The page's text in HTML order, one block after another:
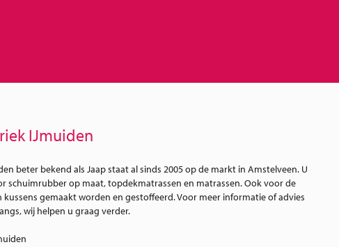
IJmuiden
beter bekend als Jaap staat al sinds 2005 op de markt in Amstelveen. U
schuimrubber op maat, topdekmatrassen en matrassen.Ook voor de
gemaakt worden en gestoffeerd. Voor meer informatie of advies
wij helpen u graag verder.